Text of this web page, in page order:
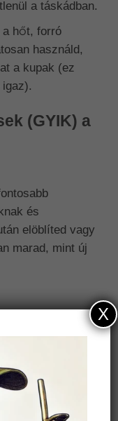
a táskádban.
hőt, forró
használd,
a kupak (ez
(GYIK) a
és
elöblíted vagy
marad, mint új
kompatibilis a
így az utazáshoz
turmixra?
rostok
X